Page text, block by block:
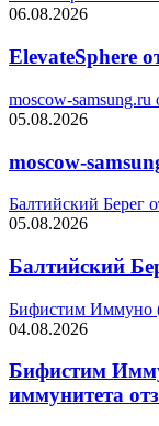
06.08.2026
ElevateSphere
moscow-samsung.ru
05.08.2026
moscow-
Балтийский Берег
05.08.2026
Балтийский
Бифистим Иммуно
04.08.2026
Бифистим
иммунитета